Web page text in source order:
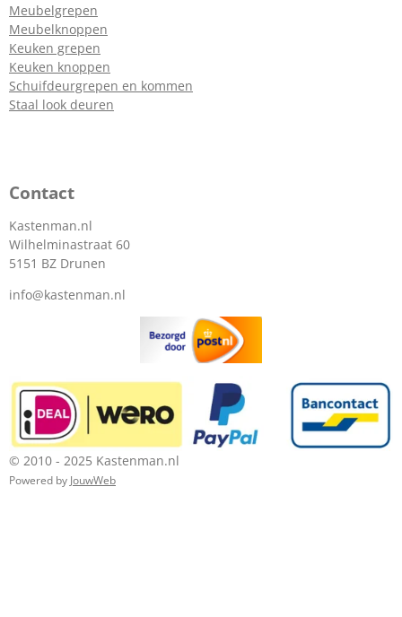
Meubelgrepen
Meubelknoppen
Keuken grepen
Keuken knoppen
Schuifdeurgrepen en kommen
Staal look deuren
Contact
Kastenman.nl
Wilhelminastraat 60
5151 BZ Drunen
info@kastenman.nl
© 2010 - 2025 Kastenman.nl
Powered by JouwWeb